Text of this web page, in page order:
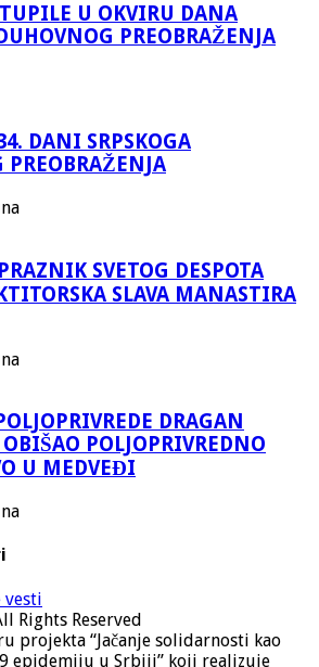
U OKVIRU DANA
PREOBRAŽENJA
DANI SRPSKOGA
PREOBRAŽENJA
SVETOG DESPOTA
SLAVA MANASTIRA
DRAGAN
POLJOPRIVREDNO
U MEDVEĐI
vesti
Rights Reserved
projekta “Jačanje solidarnosti kao
epidemiju u Srbiji” koji realizuje